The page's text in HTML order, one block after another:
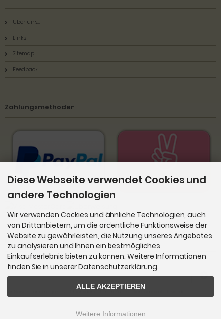
Über uns...
Links
Sitemap
Feedback
Zahlungsmethoden
Newsletter-Anmeldung
E-Mail-Adresse:
Diese Webseite verwendet Cookies und
andere Technologien
Wir verwenden Cookies und ähnliche Technologien, auch
von Drittanbietern, um die ordentliche Funktionsweise der
Website zu gewährleisten, die Nutzung unseres Angebotes
zu analysieren und Ihnen ein bestmögliches
Einkaufserlebnis bieten zu können. Weitere Informationen
finden Sie in unserer Datenschutzerklärung.
ALLE AKZEPTIEREN
Weitere Informationen